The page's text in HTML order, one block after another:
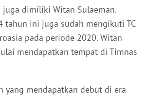
juga dimiliki Witan Sulaeman.
tahun ini juga sudah mengikuti TC
pada periode 2020. Witan
mendapatkan tempat di Timnas
yang mendapatkan debut di era